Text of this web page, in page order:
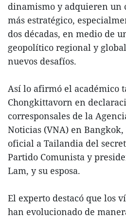
dinamismo y adquieren un
más estratégico,
dos décadas, en medio de
geopolítico regional y
nuevos desafíos.
Así lo afirmó el académico
Chongkittavorn en
corresponsales de la
Noticias (VNA) en
oficial a Tailandia del
Partido Comunista y
Lam, y su esposa.
El experto destacó que los
han evolucionado de